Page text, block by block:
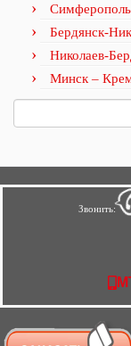
Бердянск-
Николаев-
Минск –
Звонить: